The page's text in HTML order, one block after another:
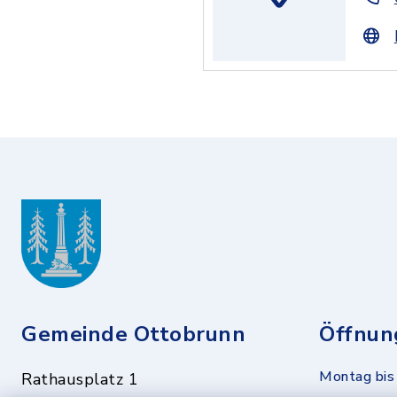
Gemeinde Ottobrunn
Rathausplatz 1
Montag